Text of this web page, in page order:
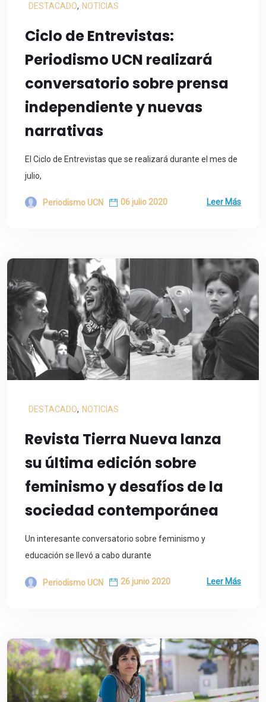
DESTACADO, NOTICIAS
Ciclo de Entrevistas:
Periodismo UCN realizará
conversatorio sobre prensa
independiente y nuevas
narrativas
El Ciclo de Entrevistas que se realizará durante el mes de
julio,
Periodismo UCN 06 julio 2020 Leer Más
DESTACADO, NOTICIAS
Revista Tierra Nueva lanza
su última edición sobre
feminismo y desafíos de la
sociedad contemporánea
Un interesante conversatorio sobre feminismo y
educación se llevó a cabo durante
Periodismo UCN 26 junio 2020 Leer Más